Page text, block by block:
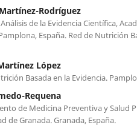
Rodríguez
de la Evidencia Científica,
España. Red de Nutrición
López
Basada en la Evidencia.
Requena
de Medicina Preventiva y Salud
de Granada. Granada, España.